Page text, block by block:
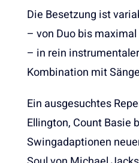
Die Besetzung ist
– von Duo bis
– in rein
Kombination mit
Ein ausgesuchtes
Ellington, Count Basie
Swingadaptionen